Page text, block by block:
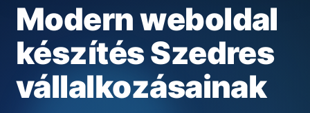
Modern weboldal
készítés Szedres
vállalkozásainak